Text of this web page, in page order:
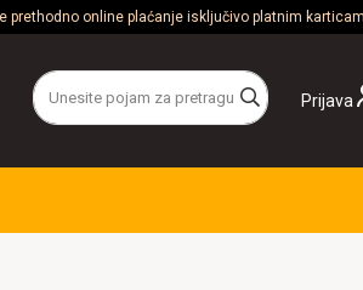
prethodno online plaćanje isključivo platnim
Prijava